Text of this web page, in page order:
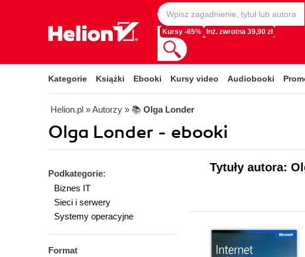
Kursy -65% Inż. zwrotna 39,90 zł
Kategorie Książki Ebooki Kursy video Audiobooki
Helion.pl » Autorzy » 📚 Olga Londer
Olga Londer - ebooki
Podkategorie:
Biznes IT
Sieci i serwery
Systemy operacyjne
Format
Tytuły autora: